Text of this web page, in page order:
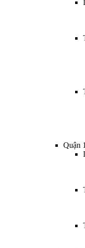
Quận